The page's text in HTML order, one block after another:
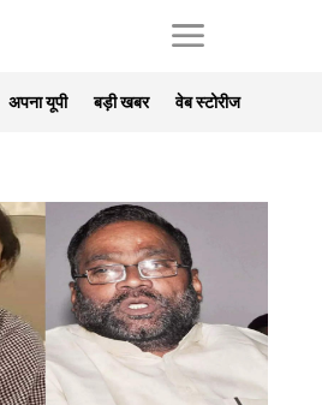
a
अपना यूपी बड़ी खबर वेब स्टोरीज